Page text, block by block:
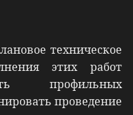
техническое
этих работ
профильных
проведение